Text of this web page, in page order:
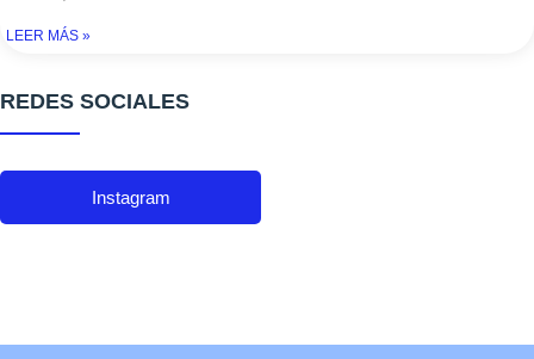
LEER MÁS »
REDES SOCIALES
Instagram